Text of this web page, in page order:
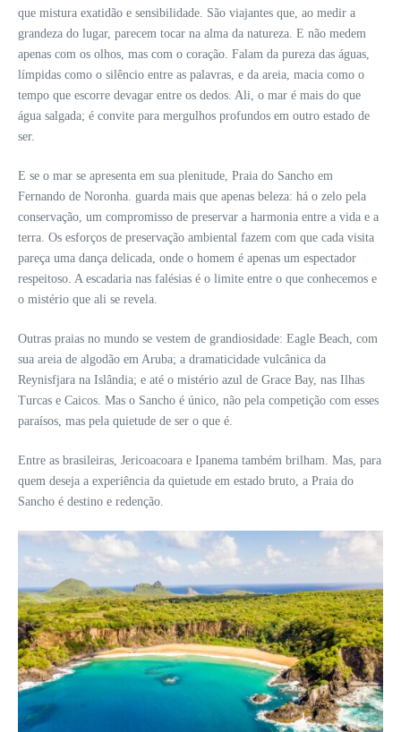
que mistura exatidão e sensibilidade. São viajantes que, ao medir a
grandeza do lugar, parecem tocar na alma da natureza. E não medem
apenas com os olhos, mas com o coração. Falam da pureza das águas,
límpidas como o silêncio entre as palavras, e da areia, macia como o
tempo que escorre devagar entre os dedos. Ali, o mar é mais do que
água salgada; é convite para mergulhos profundos em outro estado de
ser.
E se o mar se apresenta em sua plenitude, Praia do Sancho em
Fernando de Noronha. guarda mais que apenas beleza: há o zelo pela
conservação, um compromisso de preservar a harmonia entre a vida e a
terra. Os esforços de preservação ambiental fazem com que cada visita
pareça uma dança delicada, onde o homem é apenas um espectador
respeitoso. A escadaria nas falésias é o limite entre o que conhecemos e
o mistério que ali se revela.
Outras praias no mundo se vestem de grandiosidade: Eagle Beach, com
sua areia de algodão em Aruba; a dramaticidade vulcânica da
Reynisfjara na Islândia; e até o mistério azul de Grace Bay, nas Ilhas
Turcas e Caicos. Mas o Sancho é único, não pela competição com esses
paraísos, mas pela quietude de ser o que é.
Entre as brasileiras, Jericoacoara e Ipanema também brilham. Mas, para
quem deseja a experiência da quietude em estado bruto, a Praia do
Sancho é destino e redenção.